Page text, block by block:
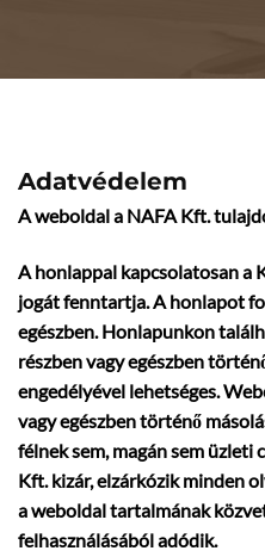
Adatvédelem
A weboldal a NAFA Kft.
A honlappal kapcsolatosan a
jogát fenntartja. A honlapot
egészben. Honlapunkon
részben vagy egészben
engedélyével lehetséges.
vagy egészben történő
félnek sem, magán sem üzleti
Kft. kizár, elzárkózik minden
a weboldal tartalmának
felhasználásából adódik.